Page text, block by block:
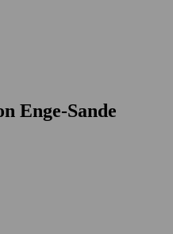
Enge-Sande